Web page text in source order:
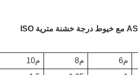
م6 م8 م10